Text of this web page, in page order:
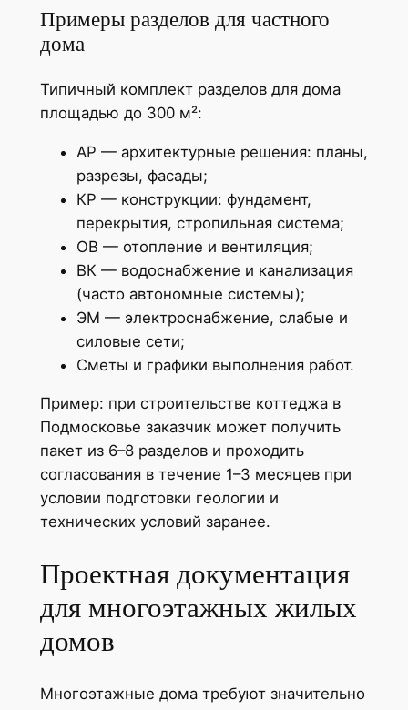
Примеры разделов для частного
дома
Типичный комплект разделов для дома
площадью до 300 м²:
АР — архитектурные решения: планы,
разрезы, фасады;
КР — конструкции: фундамент,
перекрытия, стропильная система;
ОВ — отопление и вентиляция;
ВК — водоснабжение и канализация
(часто автономные системы);
ЭМ — электроснабжение, слабые и
силовые сети;
Сметы и графики выполнения работ.
Пример: при строительстве коттеджа в
Подмосковье заказчик может получить
пакет из 6–8 разделов и проходить
согласования в течение 1–3 месяцев при
условии подготовки геологии и
технических условий заранее.
Проектная документация
для многоэтажных жилых
домов
Многоэтажные дома требуют значительно